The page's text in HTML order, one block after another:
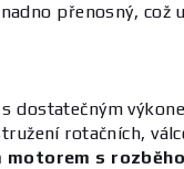
přenosný,
s dostatečným
rotačních,
motorem s